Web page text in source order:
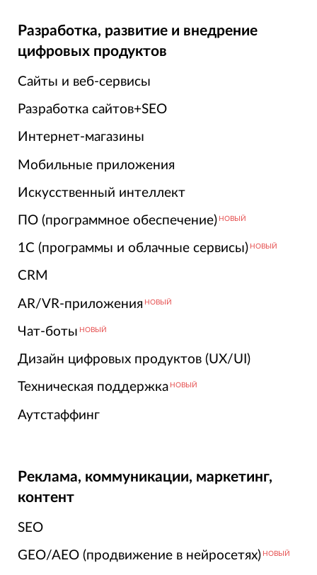
Разработка, развитие и внедрение
цифровых продуктов
Сайты и веб-сервисы
Разработка сайтов+SEO
Интернет-магазины
Мобильные приложения
Искусственный интеллект
ПО (программное обеспечение) НОВЫЙ
1С (программы и облачные сервисы) НОВЫЙ
CRM
AR/VR-приложения НОВЫЙ
Чат-боты НОВЫЙ
Дизайн цифровых продуктов (UX/UI)
Техническая поддержка НОВЫЙ
Аутстаффинг
Реклама, коммуникации, маркетинг,
контент
SEO
GEO/AEO (продвижение в нейросетях) НОВЫЙ